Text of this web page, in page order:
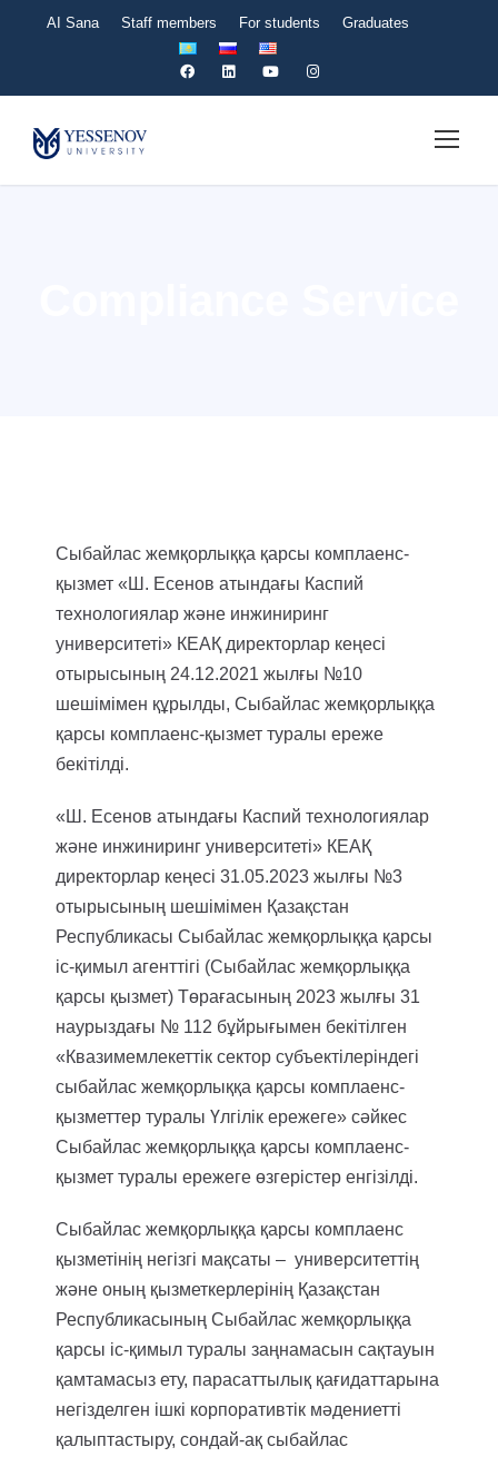
AI Sana Staff members For students Graduates
Сыбайлас жемқорлыққа қарсы комплаенс-
қызмет «Ш. Есенов атындағы Каспий
технологиялар және инжиниринг
университеті» КЕАҚ директорлар кеңесі
отырысының 24.12.2021 жылғы №10
шешімімен құрылды, Сыбайлас жемқорлыққа
қарсы комплаенс-қызмет туралы ереже
бекітілді.
«Ш. Есенов атындағы Каспий технологиялар
және инжиниринг университеті» КЕАҚ
директорлар кеңесі 31.05.2023 жылғы №3
отырысының шешімімен Қазақстан
Республикасы Сыбайлас жемқорлыққа қарсы
іс-қимыл агенттігі (Сыбайлас жемқорлыққа
қарсы қызмет) Төрағасының 2023 жылғы 31
наурыздағы № 112 бұйрығымен бекітілген
«Квазимемлекеттік сектор субъектілеріндегі
сыбайлас жемқорлыққа қарсы комплаенс-
қызметтер туралы Үлгілік ережеге» сәйкес
Сыбайлас жемқорлыққа қарсы комплаенс-
қызмет туралы ережеге өзгерістер енгізілді.
Сыбайлас жемқорлыққа қарсы комплаенс
қызметінің негізгі мақсаты – университеттің
және оның қызметкерлерінің Қазақстан
Республикасының Сыбайлас жемқорлыққа
қарсы іс-қимыл туралы заңнамасын сақтауын
қамтамасыз ету, парасаттылық қағидаттарына
негізделген ішкі корпоративтік мәдениетті
қалыптастыру, сондай-ақ сыбайлас